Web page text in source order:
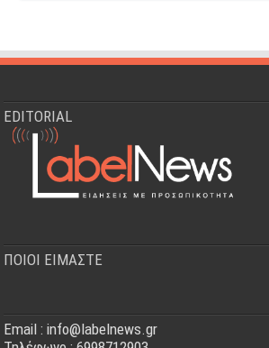
EDITORIAL
ΠΟΙΟΙ ΕΙΜΑΣΤΕ
Email : info@labelnews.gr